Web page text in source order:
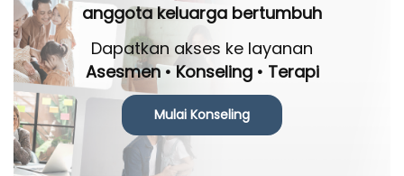
anggota keluarga bertumbuh
Dapatkan akses ke layanan
Asesmen • Konseling • Terapi
Mulai Konseling